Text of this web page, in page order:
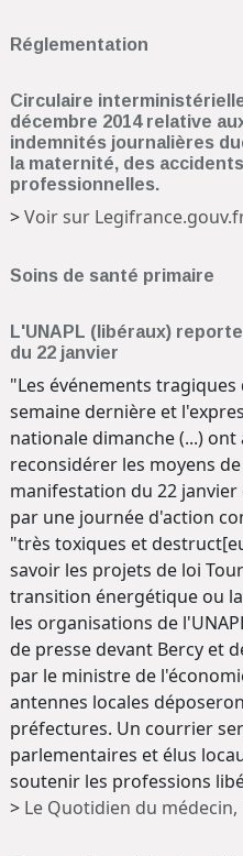
Réglementation
Circulaire interministérielle
décembre 2014 relative
indemnités journalières
la maternité, des
professionnelles.
>Voir sur
Soins de santé primaire
L'UNAPL (libéraux)
du 22 janvier
"Les événements
semaine dernière et
nationale dimanche (...) ont
reconsidérer les moyens
manifestation du 22
par une journée d'action
"très toxiques et
savoir les projets de loi
transition énergétique ou
les organisations de
de presse devant Bercy et
par le ministre de
antennes locales
préfectures. Un courrier
parlementaires et élus
soutenir les professions
> Le Quotidien du médecin,